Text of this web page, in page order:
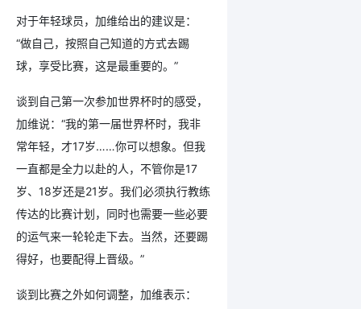
对于年轻球员，加维给出的建议是：
“做自己，按照自己知道的方式去踢
球，享受比赛，这是最重要的。”
谈到自己第一次参加世界杯时的感受，
加维说：“我的第一届世界杯时，我非
常年轻，才17岁……你可以想象。但我
一直都是全力以赴的人，不管你是17
岁、18岁还是21岁。我们必须执行教练
传达的比赛计划，同时也需要一些必要
的运气来一轮轮走下去。当然，还要踢
得好，也要配得上晋级。”
谈到比赛之外如何调整，加维表示：